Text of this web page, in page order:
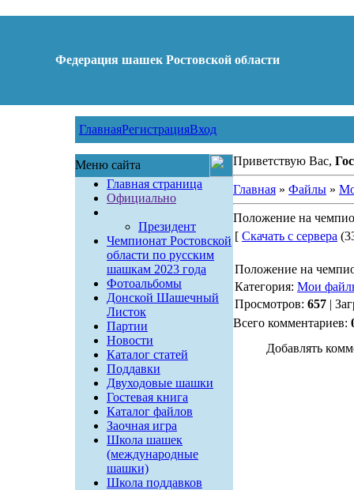
Федерация шашек Ростовской области
ГлавнаяРегистрацияВход
Меню сайта
Главная страница
Официально
Президент
Чемпионат Ростовской
области по русским
шашкам 2023 года
Фотоальбомы
Донской Шашечный
Листок
Партии
Новости
Каталог статей
Поддавки
Двуходовые шашки
Гостевая книга
Каталог файлов
Заочная игра
Школа шашек
(международные
шашки)
Школа поддавков
Приветствую Вас,
Главная» Файлы»
Положение на
[ Скачать с сервера
Положение на
Категория: Мои
Просмотров: 657|
Всего комментариев:
Добавлять